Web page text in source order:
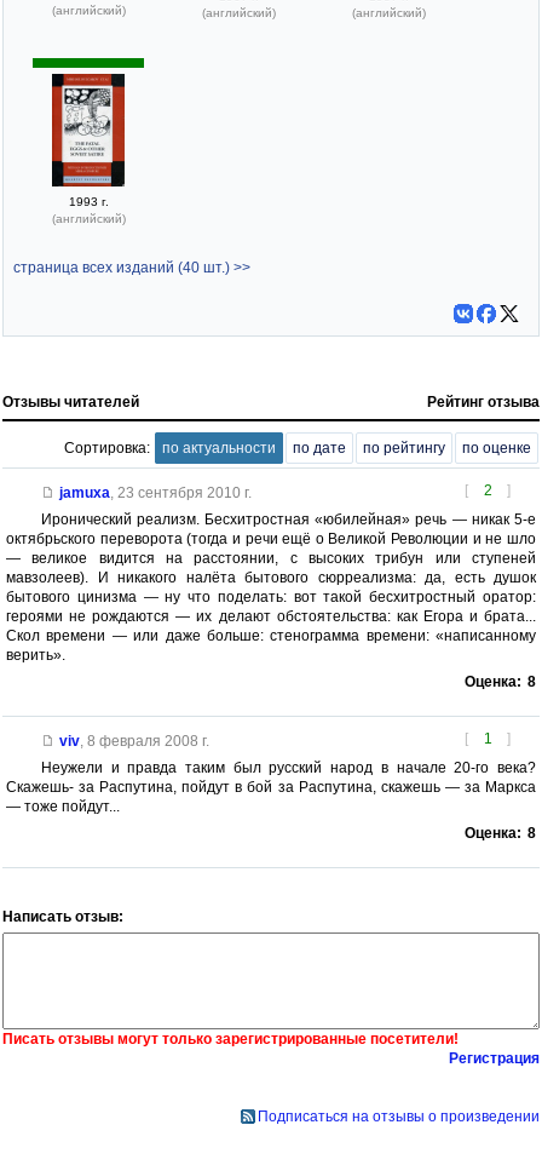
(английский)
(английский)
(английский)
1993 г.
(английский)
страница всех изданий (40 шт.) >>
Отзывы читателей Рейтинг отзыва
Сортировка: по актуальности по дате по рейтингу по оценке
[ 2 ]
jamuxa 23 сентября 2010 г.
Иронический реализм. Бесхитростная «юбилейная» речь — никак 5-е
октябрьского переворота (тогда и речи ещё о Великой Революции и не шло
— великое видится на расстоянии, с высоких трибун или ступеней
мавзолеев). И никакого налёта бытового сюрреализма: да, есть душок
бытового цинизма — ну что поделать: вот такой бесхитростный оратор:
героями не рождаются — их делают обстоятельства: как Егора и брата...
Скол времени — или даже больше: стенограмма времени: «написанному
верить».
Оценка: 8
[ 1 ]
viv, 8 февраля 2008 г.
Неужели и правда таким был русский народ в начале 20-го века?
Скажешь- за Распутина, пойдут в бой за Распутина, скажешь — за Маркса
— тоже пойдут...
Оценка: 8
Написать отзыв:
Писать отзывы могут только зарегистрированные посетители!
Регистрация
Подписаться на отзывы о произведении